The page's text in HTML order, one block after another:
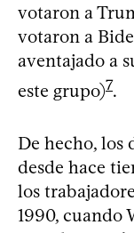
votaron a
votaron a
aventajado a
este grupo)7.
De hecho, los
desde hace
los
1990,